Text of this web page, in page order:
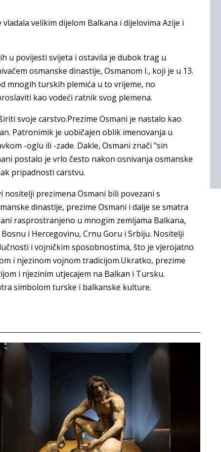
velikim dijelom Balkana i dijelovima Azije i
u povijesti svijeta i ostavila je dubok trag u
osmanske dinastije, Osmanom I., koji je u 13.
mnogih turskih plemića u to vrijeme, no
kao vodeći ratnik svog plemena.
svoje carstvo.Prezime Osmani je nastalo kao
Patronimik je uobičajen oblik imenovanja u
-oglu ili -zade. Dakle, Osmani znači "sin
postalo je vrlo često nakon osnivanja osmanske
pripadnosti carstvu.
prezimena Osmani bili povezani s
dinastije, prezime Osmani i dalje se smatra
rasprostranjeno u mnogim zemljama Balkana,
i Hercegovinu, Crnu Goru i Srbiju. Nositelji
i vojničkim sposobnostima, što je vjerojatno
i njezinom vojnom tradicijom.Ukratko, prezime
i njezinim utjecajem na Balkan i Tursku.
simbolom turske i balkanske kulture.